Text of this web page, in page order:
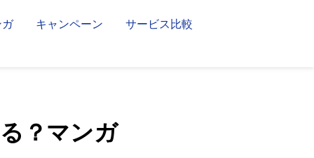
キャンペーン
サービス比較
？マンガ